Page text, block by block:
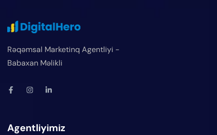
Rəqəmsal Marketinq Agentliyi -
Babaxan Məlikli
Agentliyimiz